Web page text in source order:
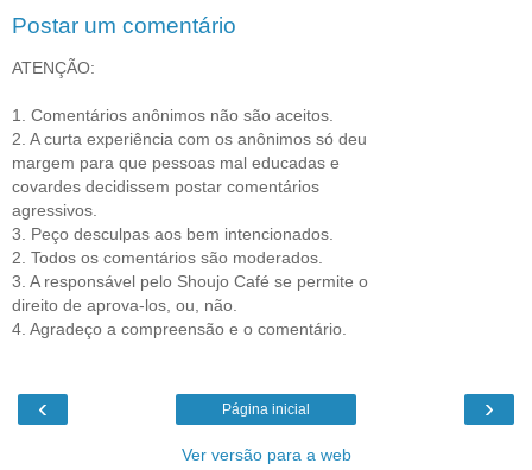
Postar um comentário
ATENÇÃO:
1. Comentários anônimos não são aceitos.
2. A curta experiência com os anônimos só deu
margem para que pessoas mal educadas e
covardes decidissem postar comentários
agressivos.
3. Peço desculpas aos bem intencionados.
2. Todos os comentários são moderados.
3. A responsável pelo Shoujo Café se permite o
direito de aprova-los, ou, não.
4. Agradeço a compreensão e o comentário.
‹ ›
Página inicial
Ver versão para a web